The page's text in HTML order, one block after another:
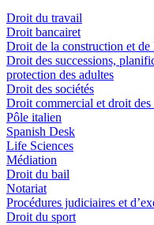
Droit du travail
Droit bancairet
Droit de la construction et de
Droit des successions,
protection des adultes
Droit des sociétés
Droit commercial et droit des
Pôle italien
Spanish Desk
Life Sciences
Médiation
Droit du bail
Notariat
Procédures judiciaires et
Droit du sport